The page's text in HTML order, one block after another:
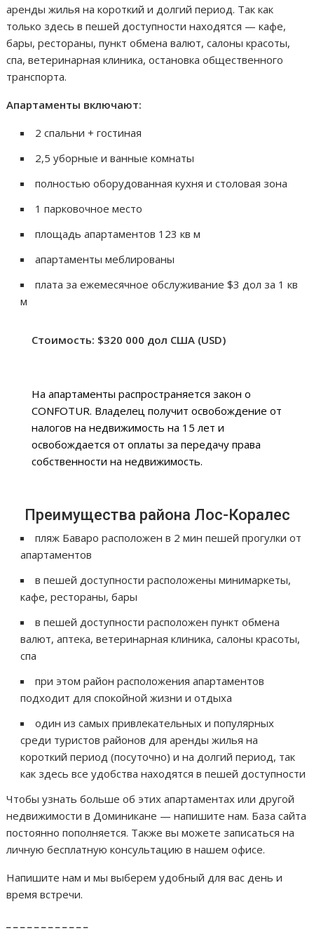
аренды жилья на короткий и долгий период. Так как
только здесь в пешей доступности находятся — кафе,
бары, рестораны, пункт обмена валют, салоны красоты,
спа, ветеринарная клиника, остановка общественного
транспорта.
Апартаменты включают:
2 спальни + гостиная
2,5 уборные и ванные комнаты
полностью оборудованная кухня и столовая зона
1 парковочное место
площадь апартаментов 123 кв м
апартаменты меблированы
плата за ежемесячное обслуживание $3 дол за 1 кв
м
Стоимость: $320 000 дол США (USD)
На апартаменты распространяется закон о
CONFOTUR. Владелец получит освобождение от
налогов на недвижимость на 15 лет и
освобождается от оплаты за передачу права
собственности на недвижимость.
Преимущества района Лос-Коралес
пляж Баваро расположен в 2 мин пешей прогулки от
апартаментов
в пешей доступности расположены минимаркеты,
кафе, рестораны, бары
в пешей доступности расположен пункт обмена
валют, аптека, ветеринарная клиника, салоны красоты,
спа
при этом район расположения апартаментов
подходит для спокойной жизни и отдыха
один из самых привлекательных и популярных
среди туристов районов для аренды жилья на
короткий период (посуточно) и на долгий период, так
как здесь все удобства находятся в пешей доступности
Чтобы узнать больше об этих апартаментах или другой
недвижимости в Доминикане — напишите нам. База сайта
постоянно пополняется. Также вы можете записаться на
личную бесплатную консультацию в нашем офисе.
Напишите нам и мы выберем удобный для вас день и
время встречи.